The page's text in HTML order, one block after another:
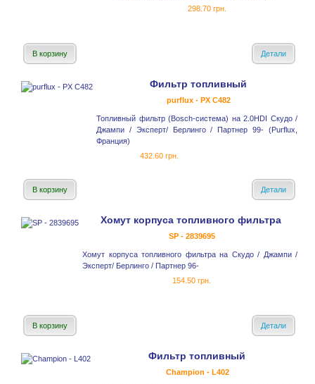
298.70 грн.
В корзину Детали
Фильтр топливный
purflux - PX C482
Топливный фильтр (Bosch-система) на 2.0HDI Скудо /
Джампи / Эксперт/ Берлинго / Партнер 99- (Purflux,
Франция)
432.60 грн.
В корзину Детали
Хомут корпуса топливного фильтра
SP - 2839695
Хомут корпуса топливного фильтра на Скудо / Джампи /
Эксперт/ Берлинго / Партнер 96-
154.50 грн.
В корзину Детали
Фильтр топливный
Champion - L402